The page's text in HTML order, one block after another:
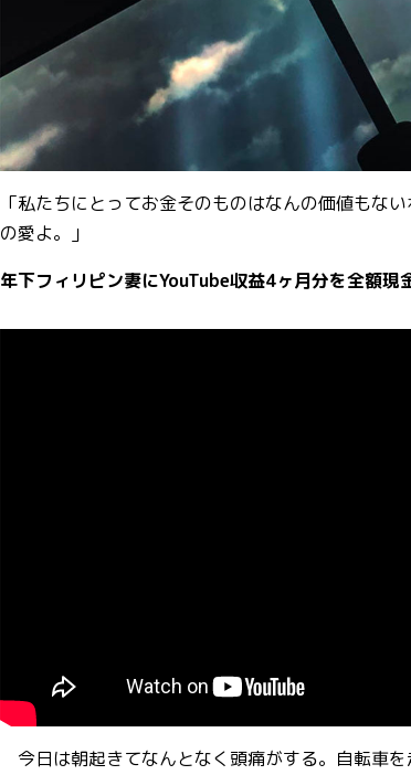
「私たちにとってお金そのものはなんの価値もな
の愛よ。」
年下フィリピン妻にYouTube収益4ヶ月分を全額現
今日は朝起きてなんとなく頭痛がする。自転車を